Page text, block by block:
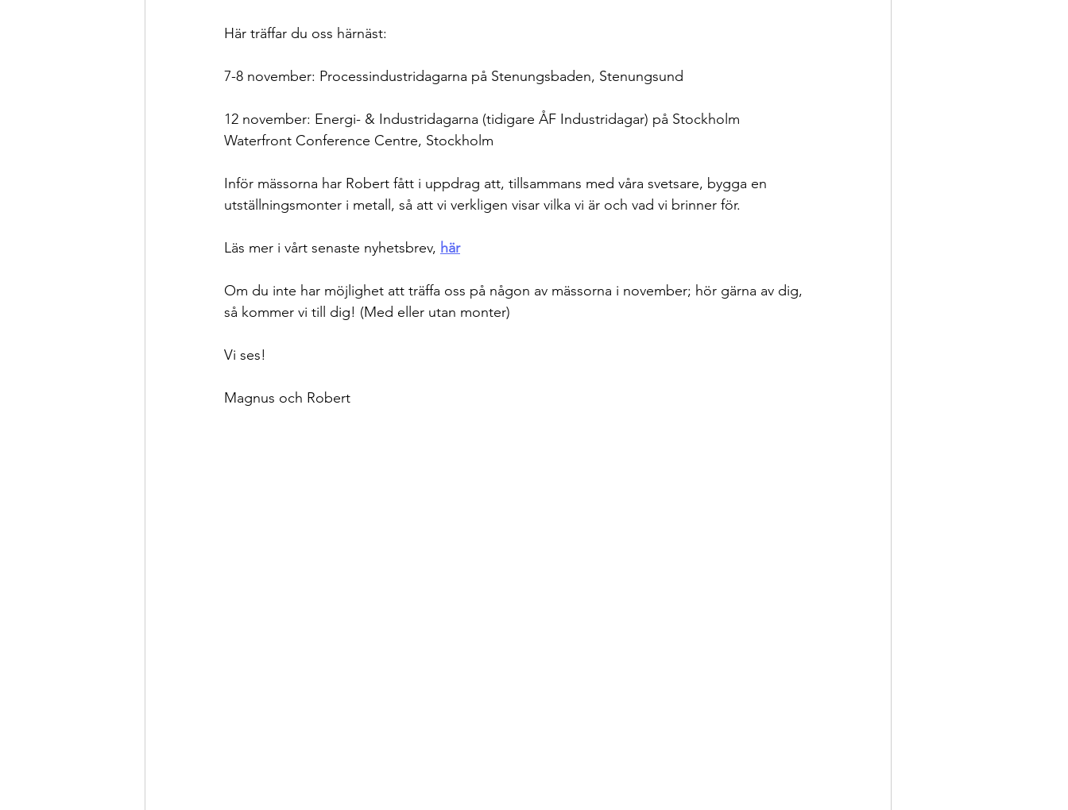
Här träffar du oss härnäst:
7-8 november: Processindustridagarna på Stenungsbaden, Stenungsund
12 november: Energi- & Industridagarna (tidigare ÅF Industridagar) på Stockholm
Waterfront Conference Centre, Stockholm
Inför mässorna har Robert fått i uppdrag att, tillsammans med våra svetsare, bygga en
utställningsmonter i metall, så att vi verkligen visar vilka vi är och vad vi brinner för.
Läs mer i vårt senaste nyhetsbrev, här
Om du inte har möjlighet att träffa oss på någon av mässorna i november; hör gärna av dig,
så kommer vi till dig! (Med eller utan monter)
Vi ses!
Magnus och Robert